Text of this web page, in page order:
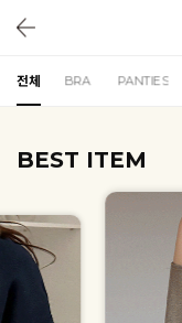
전체 BRA PANTIES
BEST ITEM